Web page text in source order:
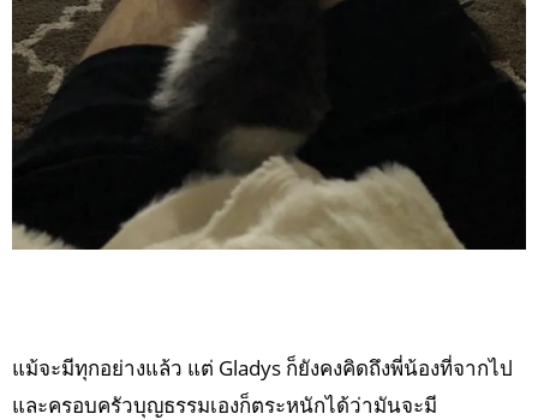
แม้จะมีทุกอย่างแล้ว แต่ Gladys ก็ยังคงคิดถึงพี่น้องที่จากไป
และครอบครัวบุญธรรมเองก็ตระหนักได้ว่ามันจะมี